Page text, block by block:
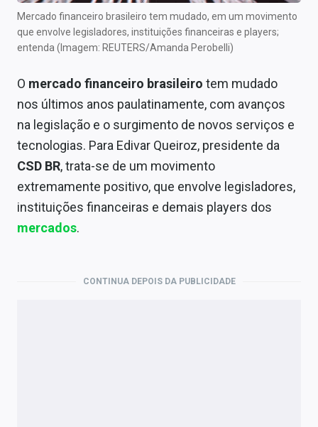
Central dos IPOs
Renda Fixa
Mercados
Economia
Empresas
Brasil
Política
Mercado financeiro brasileiro tem mudado, em um movimento
que envolve legisladores, instituições financeiras e players;
entenda (Imagem: REUTERS/Amanda Perobelli)
O mercado financeiro brasileiro tem mudado
nos últimos anos paulatinamente, com avanços
na legislação e o surgimento de novos serviços e
tecnologias. Para Edivar Queiroz, presidente da
CSD BR, trata-se de um movimento
extremamente positivo, que envolve legisladores,
instituições financeiras e demais players dos
mercados.
CONTINUA DEPOIS DA PUBLICIDADE